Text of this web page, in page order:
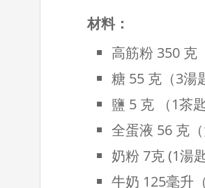
材料：
高筋粉 350 克
糖 55 克（3湯
鹽 5 克 （1茶匙
全蛋液 56 克（
奶粉 7克 (1湯
牛奶 125毫升